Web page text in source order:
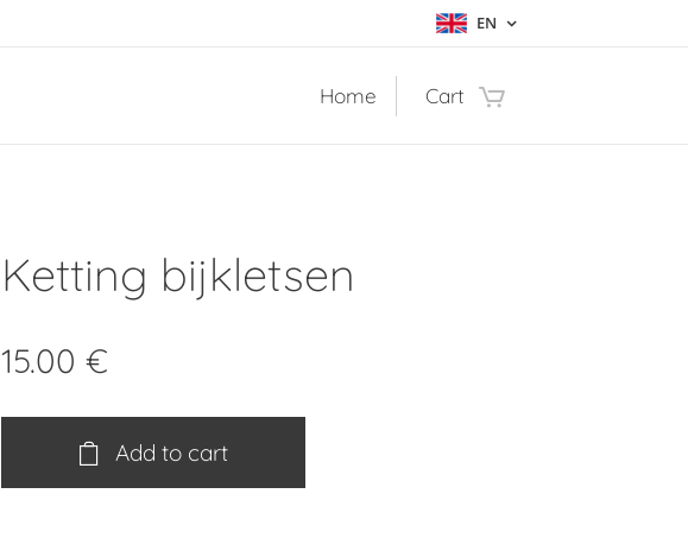
EN
Home Cart
Ketting bijkletsen
15.00 €
Add to cart